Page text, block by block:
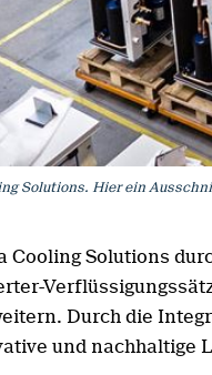
Solutions. Hier ein
Cooling Solutions
Durch die
und nachhaltige